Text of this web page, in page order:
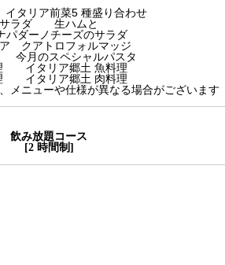
リア前菜5 種盛り合わせ
サラダ 生ハムと
パダーノチーズのサラダ
クアトロフォルマッジ
月のスペシャルパスタ
イタリア郷土 魚料理
イタリア郷土 肉料理
メニューや仕様が異なる場合がございます
飲み放題コース
[2 時間制]